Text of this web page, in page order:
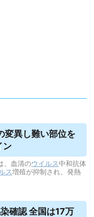
変異し難い部位を
ン
、血清のウイルス中和抗体
ス増殖が抑制され、発熱
確認 全国は17万